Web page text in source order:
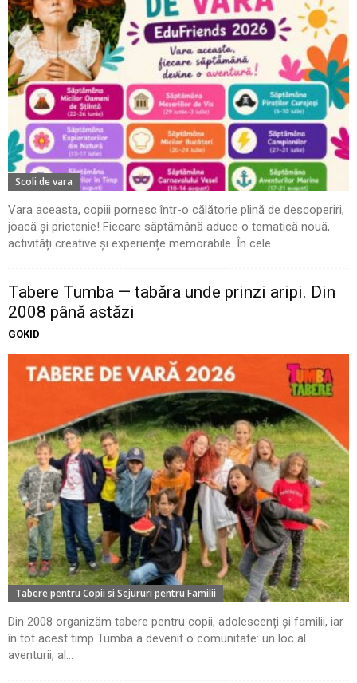
Scoli de vara
Vara aceasta, copiii pornesc într-o călătorie plină de descoperiri,
joacă și prietenie! Fiecare săptămână aduce o tematică nouă,
activități creative și experiențe memorabile. În cele...
Tabere Tumba — tabăra unde prinzi aripi. Din
2008 până astăzi
GOKID
Tabere pentru Copii si Sejururi pentru Familii
Din 2008 organizăm tabere pentru copii, adolescenți și familii, iar
în tot acest timp Tumba a devenit o comunitate: un loc al
aventurii, al...